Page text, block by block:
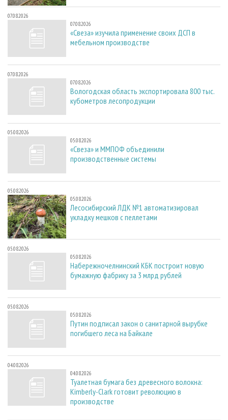
07.08.2026
07.08.2026
«Свеза» изучила применение своих ДСП в
мебельном производстве
07.08.2026
07.08.2026
Вологодская область экспортировала 800 тыс.
кубометров лесопродукции
05.08.2026
05.08.2026
«Свеза» и ММПОФ объединили
производственные системы
05.08.2026
05.08.2026
Лесосибирский ЛДК №1 автоматизировал
укладку мешков с пеллетами
05.08.2026
05.08.2026
Набережночелнинский КБК построит новую
бумажную фабрику за 3 млрд рублей
05.08.2026
05.08.2026
Путин подписал закон о санитарной вырубке
погибшего леса на Байкале
04.08.2026
04.08.2026
Туалетная бумага без древесного волокна:
Kimberly-Clark готовит революцию в
производстве